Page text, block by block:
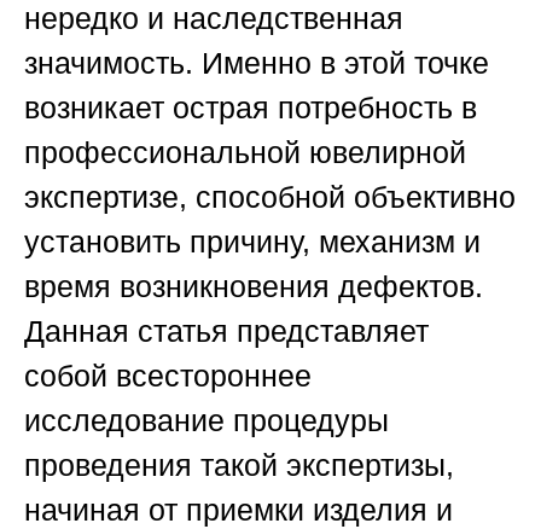
нередко и наследственная
значимость. Именно в этой точке
возникает острая потребность в
профессиональной ювелирной
экспертизе, способной объективно
установить причину, механизм и
время возникновения дефектов.
Данная статья представляет
собой всестороннее
исследование процедуры
проведения такой экспертизы,
начиная от приемки изделия и